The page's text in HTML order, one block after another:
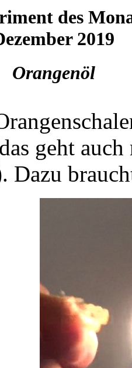
des
2019
Orangenöl
geht
Dazu